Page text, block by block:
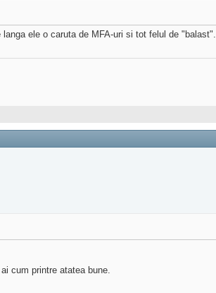
ele o caruta de MFA-uri si tot felul de "balast".
cum printre atatea bune.